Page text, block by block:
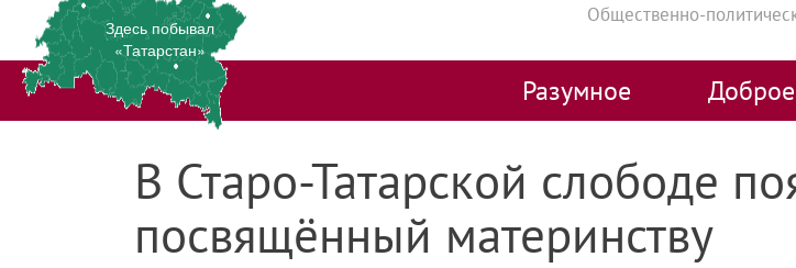
Общественно-
Здесь побывал
«Татарстан»
Разумное Доброе
В Старо-Татарской слободе
посвящённый материнству